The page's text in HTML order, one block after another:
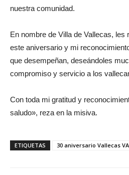
nuestra comunidad.
En nombre de Villa de Vallecas, les
este aniversario y mi
que desempeñan, deseándoles
compromiso y servicio a los
Con toda mi gratitud y
saludo», reza en la misiva.
ETIQUETAS 30 aniversario Vallecas VA